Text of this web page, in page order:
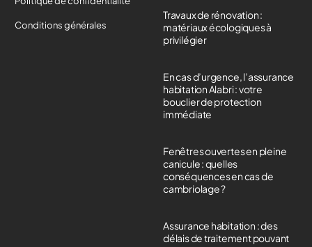
Conditions générales
Travaux de rénovation :
matériaux écologiques à
privilégier
En cas d’urgence, l’assurance
habitation Alabri : votre
bouclier de protection
immédiate
Fenêtres ouvertes en pleine
canicule : quelles
conséquences en cas de
cambriolage ?
Assurance habitation : des
délais de traitement pouvant